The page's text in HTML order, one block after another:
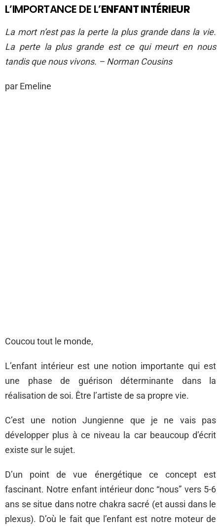
L’IMPORTANCE DE L’ENFANT INTÉRIEUR
La mort n’est pas la perte la plus grande dans la vie.
La perte la plus grande est ce qui meurt en nous
tandis que nous vivons. – Norman Cousins
par Emeline
Coucou tout le monde,
L’enfant intérieur est une notion importante qui est
une phase de guérison déterminante dans la
réalisation de soi. Être l’artiste de sa propre vie.
C’est une notion Jungienne que je ne vais pas
développer plus à ce niveau la car beaucoup d’écrit
existe sur le sujet.
D’un point de vue énergétique ce concept est
fascinant. Notre enfant intérieur donc “nous” vers 5-6
ans se situe dans notre chakra sacré (et aussi dans le
plexus). D’où le fait que l’enfant est notre moteur de